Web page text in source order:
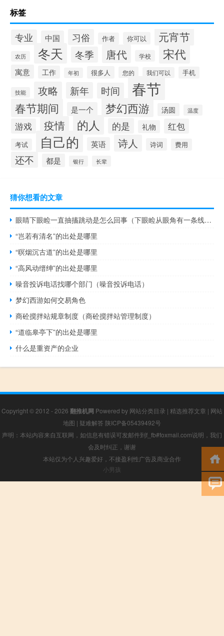
标签
专业 中国 习俗 作者 你可以 元宵节
农历 冬天 冬季 唐代 学校 宋代
寓意 工作 年初 很多人 您的 我们可以 手机
技能 攻略 新年 时间 春节
春节期间 是一个 梦幻西游 汤圆 温度
游戏 疫情 的人 的是 礼物 红包
考试 自己的 英语 诗人 诗词 费用
还不 都是 银行 长辈
猜你想看的文章
眼睛下眼睑一直抽搐跳动是怎么回事（下眼睑从眼角有一条线怎么回事）
“岂若有清名”的出处是哪里
“暝烟沉古道”的出处是哪里
“高风动缙绅”的出处是哪里
噪音投诉电话找哪个部门（噪音投诉电话）
梦幻西游如何交易角色
商砼搅拌站规章制度（商砼搅拌站管理制度）
“道临皋亭下”的出处是哪里
什么是重资产的企业
Copyright © 2012 - 2026 翻推机网 Powered by 网站分类目录 | 精选推荐文章 | 网站
地图 | 疑难解答 陕ICP备05439492号
声明：本站内容来自互联网，如信息有错误可发邮件到f_fb#foxmail.com说明，我们
会及时纠正，谢谢
本站仅为个人兴趣爱好，不接盈利性广告及商业合作
小男孩